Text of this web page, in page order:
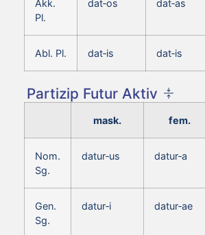
Akk.
Pl.
dat‑os dat‑as
Abl. Pl. dat‑is dat‑is
Partizip Futur Aktiv
mask. fem.
Nom.
Sg.
datur‑us datur‑a
Gen.
Sg.
datur‑i datur‑ae